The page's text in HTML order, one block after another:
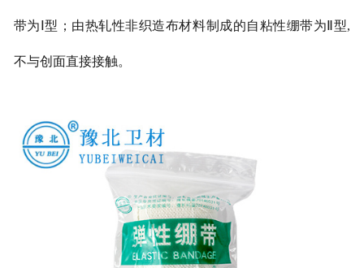
带为Ⅰ型；由热轧性非织造布材料制成的自粘性绷带为Ⅱ型,
不与创面直接接触。